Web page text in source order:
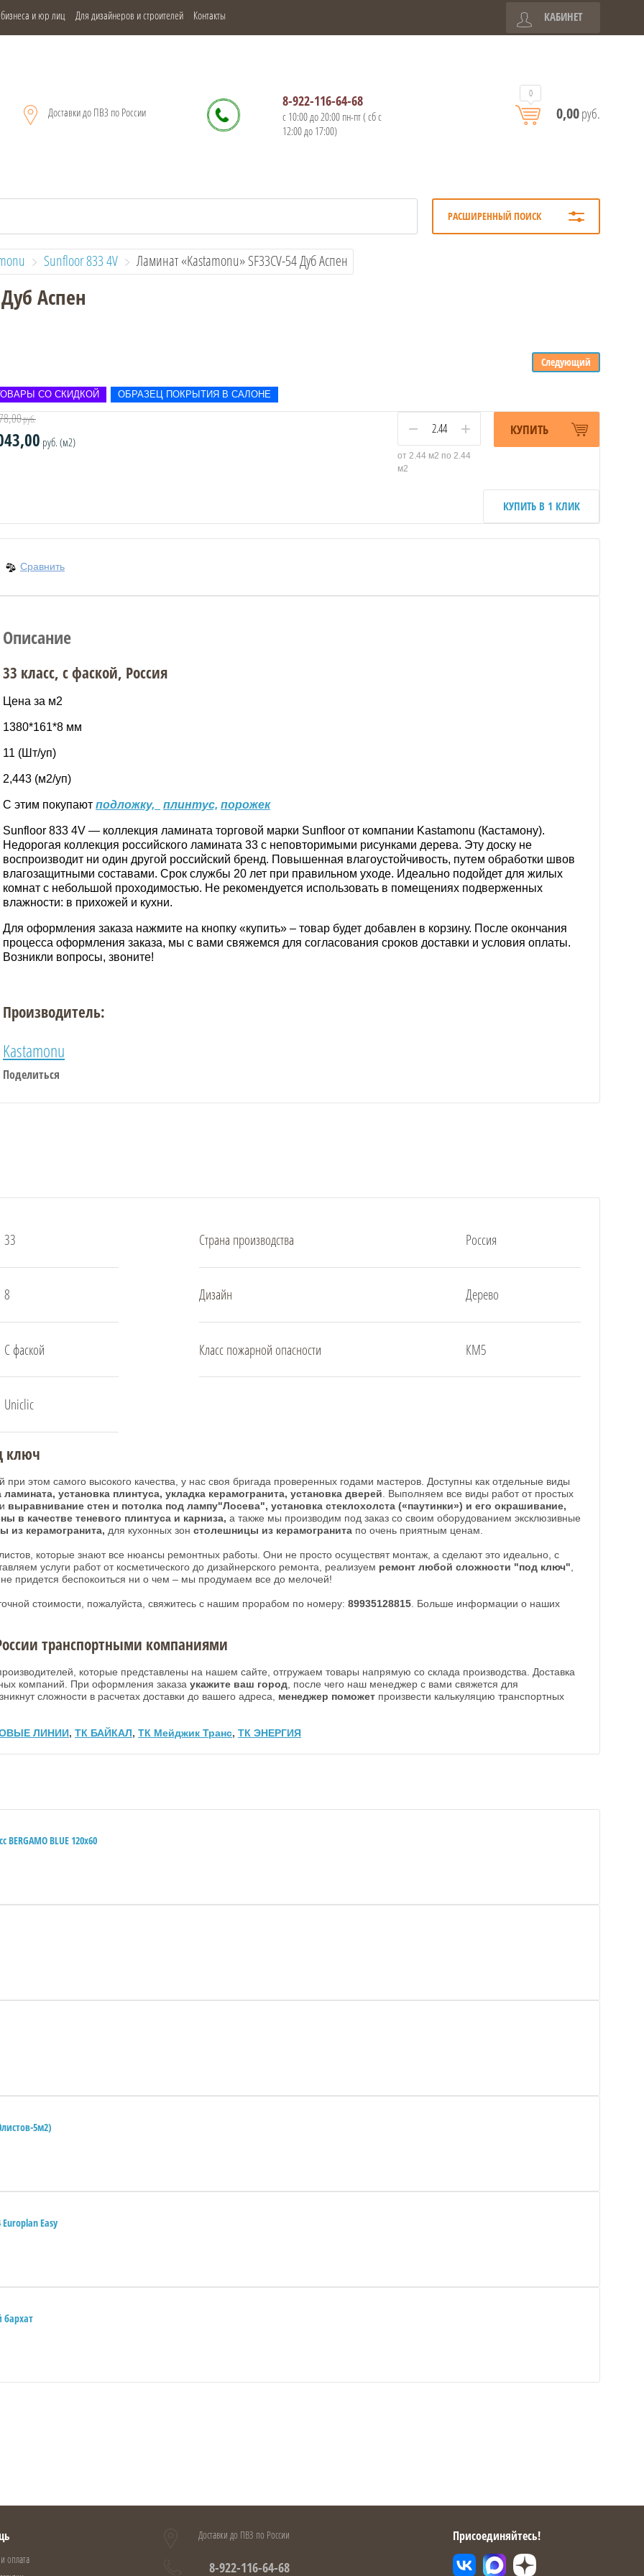
и юр лиц Для дизайнеров и строителей Контакты КАБИНЕТ
Доставки до ПВЗ по России
8-922-116-64-68
с 10:00 до 20:00 пн-пт ( сб с
12:00 до 17:00)
0
0,00руб.
РАСШИРЕННЫЙ ПОИСК
Sunfloor 833 4V
  Ламинат «Kastamonu» SF33СV-54 Дуб Аспен
Аспен
Следующий
СО СКИДКОЙ ОБРАЗЕЦ ПОКРЫТИЯ В САЛОНЕ
руб.
руб. (м2)
− +
от 2.44 м2 по 2.44
м2
КУПИТЬ
КУПИТЬ В 1 КЛИК
Сравнить
Описание
33 класс, с фаской, Россия
Цена за м2
1380*161*8 мм
11 (Шт/уп)
2,443 (м2/уп)
С этим покупают подложку, плинтус, порожек
Sunfloor 833 4V — коллекция ламината торговой марки Sunfloor от компании Kastamonu (Кастамону).
Недорогая коллекция российского ламината 33 с неповторимыми рисунками дерева. Эту доску не
воспроизводит ни один другой российский бренд. Повышенная влагоустойчивость, путем обработки швов
влагозащитными составами. Срок службы 20 лет при правильном уходе. Идеально подойдет для жилых
комнат с небольшой проходимостью. Не рекомендуется использовать в помещениях подверженных
влажности: в прихожей и кухни.
Для оформления заказа нажмите на кнопку «купить» – товар будет добавлен в корзину. После окончания
процесса оформления заказа, мы с вами свяжемся для согласования сроков доставки и условия оплаты.
Возникли вопросы, звоните!
Производитель:
Kastamonu
Поделиться
33
8
С фаской
Uniclic
Страна производства Россия
Дизайн Дерево
Класс пожарной опасности КМ5
ключ
этом самого высокого качества, у нас своя бригада проверенных годами мастеров. Доступны как отдельные виды
установка плинтуса, укладка керамогранита, установка дверей. Выполняем все виды работ от простых
выравнивание стен и потолка под лампу"Лосева", установка стеклохолста («паутинки») и его окрашивание,
в качестве теневого плинтуса и карниза, а также мы производим под заказ со своим оборудованием эксклюзивные
из керамогранита, для кухонных зон столешницы из керамогранита по очень приятным ценам.
которые знают все нюансы ремонтных работы. Они не просто осуществят монтаж, а сделают это идеально, с
услуги работ от косметического до дизайнерского ремонта, реализуем ремонт любой сложности "под ключ",
придется беспокоиться ни о чем – мы продумаем все до мелочей!
стоимости, пожалуйста, свяжитесь с нашим прорабом по номеру: 89935128815. Больше информации о наших
транспортными компаниями
которые представлены на нашем сайте, отгружаем товары напрямую со склада производства. Доставка
компаний. При оформления заказа укажите ваш город , после чего наш менеджер с вами свяжется для
сложности в расчетах доставки до вашего адреса, менеджер поможет произвести калькуляцию транспортных
ЛИНИИ, ТК БАЙКАЛ, ТК Мейджик Транс, ТК ЭНЕРГИЯ
BLUE 120x60
5м2)
Easy
оплата
Доставки до ПВЗ по России
8-922-116-64-68
Присоединяйтесь!